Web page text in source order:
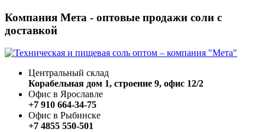
Компания Мета - оптовые продажи соли с
доставкой
Центральный склад
Корабельная дом 1, строение 9, офис 12/2
Офис в Ярославле
+7 910 664-34-75
Офис в Рыбинске
+7 4855 550-501